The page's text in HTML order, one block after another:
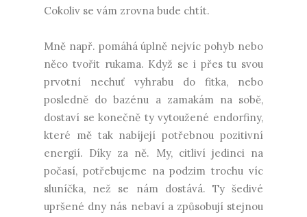
Cokoliv se vám zrovna bude chtít.
Mně např. pomáhá úplně nejvíc pohyb nebo
něco tvořit rukama. Když se i přes tu svou
prvotní nechuť vyhrabu do fitka, nebo
posledně do bazénu a zamakám na sobě,
dostaví se konečně ty vytoužené endorfiny,
které mě tak nabíjejí potřebnou pozitivní
energií. Díky za ně. My, citliví jedinci na
počasí, potřebujeme na podzim trochu víc
sluníčka, než se nám dostává. Ty šedivé
upršené dny nás nebaví a způsobují stejnou